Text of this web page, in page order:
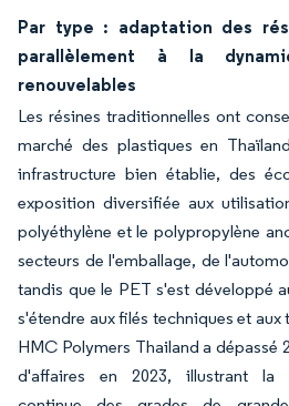
Par type : adaptation des
parallèlement à la
renouvelables
Les résines traditionnelles ont
marché des plastiques en
infrastructure bien établie, des
exposition diversifiée aux
polyéthylène et le polypropylène
secteurs de l'emballage, de
tandis que le PET s'est développé
s'étendre aux filés techniques et
HMC Polymers Thailand a dépassé
d'affaires en 2023, illustrant la